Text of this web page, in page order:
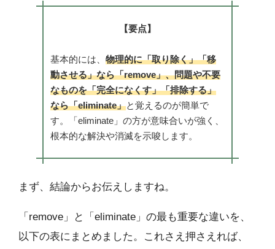
【要点】
基本的には、 物理的に「取り除く」「移
動させる」なら「remove」、問題や不要
なものを「完全になくす」「排除する」
なら「eliminate」と覚えるのが簡単で
す。「eliminate」の方が意味合いが強く、
根本的な解決や消滅を示唆します。
まず、結論からお伝えしますね。
「remove」と「eliminate」の最も重要な違いを、
以下の表にまとめました。これさえ押さえれば、